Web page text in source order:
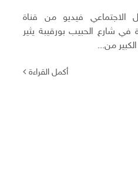
الاجتماعي فيديو من قناة
في شارع الحبيب بورقيبة يثير
من...
أكمل القراءة